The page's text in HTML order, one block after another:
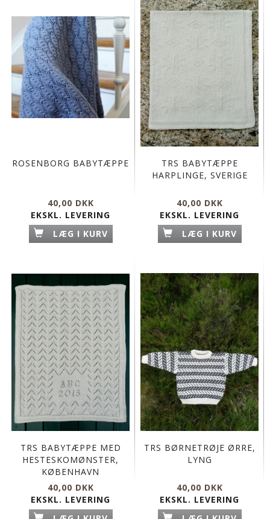
ROSENBORG BABYTÆPPE
40,00 DKK
EKSKL. LEVERING
LÆG I KURV
TRS BABYTÆPPE
HARPLINGE, SVERIGE
40,00 DKK
EKSKL. LEVERING
LÆG I KURV
TRS BABYTÆPPE MED
HESTESKOMØNSTER,
KØBENHAVN
40,00 DKK
EKSKL. LEVERING
TRS BØRNETRØJE ØRRE,
LYNG
40,00 DKK
EKSKL. LEVERING